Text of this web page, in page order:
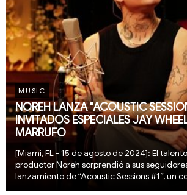
MUSIC
NOREH LANZA "ACOUSTIC
INVITADOS ESPECIALES JAY
MARRUFO
[Miami, FL - 15 de agosto de 2024]: El
productor Noreh sorprendió a sus
lanzamiento de “Acoustic Sessions #1”, un